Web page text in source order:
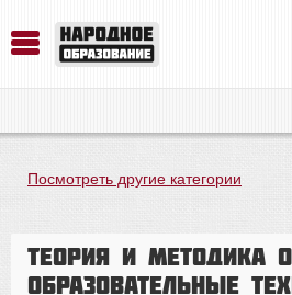
Посмотреть другие категории
Теория и методика
Образовательные